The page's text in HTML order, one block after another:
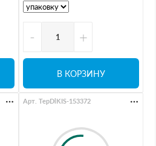
- +
В КОРЗИНУ
Арт. TepDlKIS-153372